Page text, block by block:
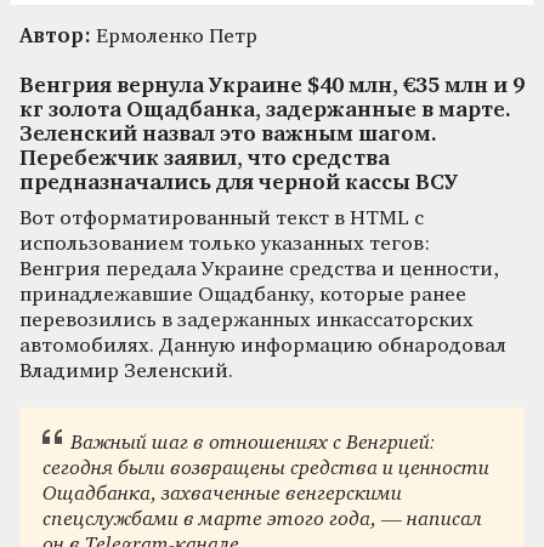
Автор: Ермоленко Петр
Венгрия вернула Украине $40 млн, €35 млн и 9
кг золота Ощадбанка, задержанные в марте.
Зеленский назвал это важным шагом.
Перебежчик заявил, что средства
предназначались для черной кассы ВСУ
Вот отформатированный текст в HTML с
использованием только указанных тегов:
Венгрия передала Украине средства и ценности,
принадлежавшие Ощадбанку, которые ранее
перевозились в задержанных инкассаторских
автомобилях. Данную информацию обнародовал
Владимир Зеленский.
Важный шаг в отношениях с Венгрией:
сегодня были возвращены средства и ценности
Ощадбанка, захваченные венгерскими
спецслужбами в марте этого года, — написал